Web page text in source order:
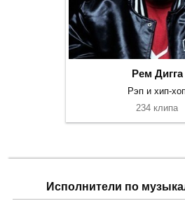
Рем Дигга
Рэп и хип-
234 клипа
Исполнители по